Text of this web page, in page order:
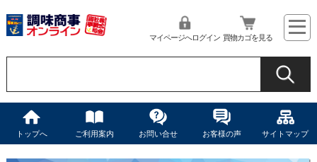
マイページへログイン 買物カゴを見る
トップへ ご利用案内 お問い合せ お客様の声 サイトマップ